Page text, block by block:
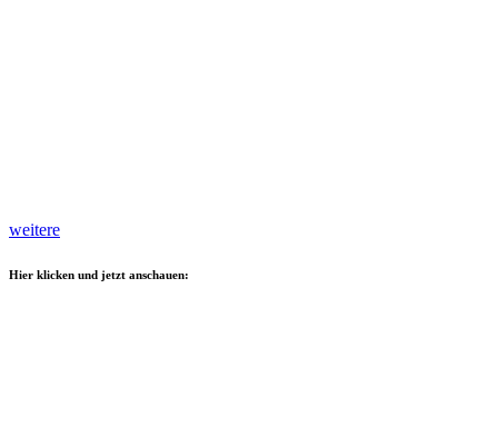
weitere
Hier klicken und jetzt anschauen: